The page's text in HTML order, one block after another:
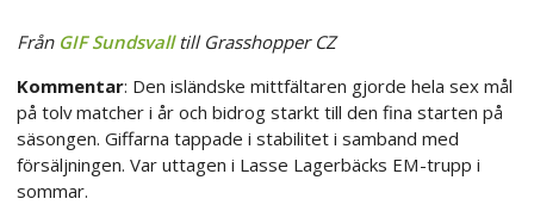
Från GIF Sundsvalltill Grasshopper CZ
Kommentar: Den isländske mittfältaren gjorde hela sex mål
på tolv matcher i år och bidrog starkt till den fina starten på
säsongen. Giffarna tappade i stabilitet i samband med
försäljningen. Var uttagen i Lasse Lagerbäcks EM-trupp i
sommar.